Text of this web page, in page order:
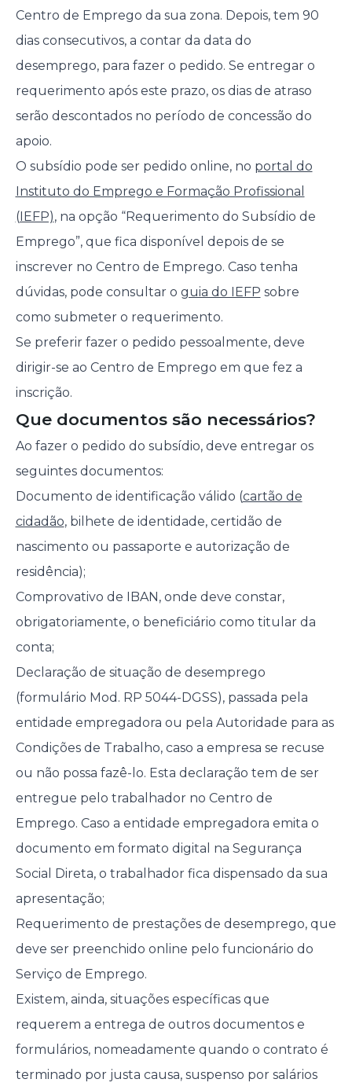
Centro de Emprego da sua zona. Depois, tem 90
dias consecutivos, a contar da data do
desemprego, para fazer o pedido. Se entregar o
requerimento após este prazo, os dias de atraso
serão descontados no período de concessão do
apoio.
O subsídio pode ser pedido online, no portal do
Instituto do Emprego e Formação Profissional
(IEFP), na opção “Requerimento do Subsídio de
Emprego”, que fica disponível depois de se
inscrever no Centro de Emprego. Caso tenha
dúvidas, pode consultar o guia do IEFP sobre
como submeter o requerimento.
Se preferir fazer o pedido pessoalmente, deve
dirigir-se ao Centro de Emprego em que fez a
inscrição.
Que documentos são necessários?
Ao fazer o pedido do subsídio, deve entregar os
seguintes documentos:
Documento de identificação válido (cartão de
cidadão, bilhete de identidade, certidão de
nascimento ou passaporte e autorização de
residência);
Comprovativo de IBAN, onde deve constar,
obrigatoriamente, o beneficiário como titular da
conta;
Declaração de situação de desemprego
(formulário Mod. RP 5044-DGSS), passada pela
entidade empregadora ou pela Autoridade para as
Condições de Trabalho, caso a empresa se recuse
ou não possa fazê-lo. Esta declaração tem de ser
entregue pelo trabalhador no Centro de
Emprego. Caso a entidade empregadora emita o
documento em formato digital na Segurança
Social Direta, o trabalhador fica dispensado da sua
apresentação;
Requerimento de prestações de desemprego, que
deve ser preenchido online pelo funcionário do
Serviço de Emprego.
Existem, ainda, situações específicas que
requerem a entrega de outros documentos e
formulários, nomeadamente quando o contrato é
terminado por justa causa, suspenso por salários